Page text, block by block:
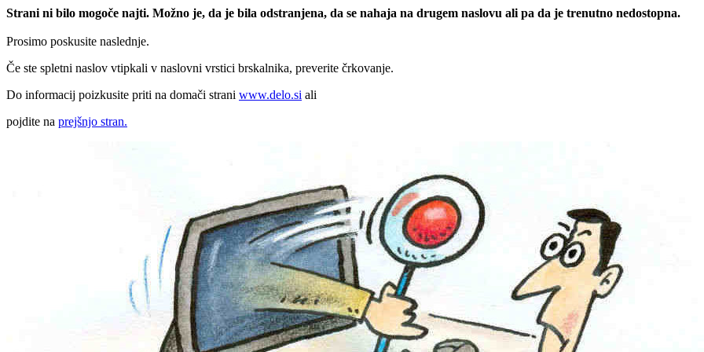
Strani ni bilo mogoče najti. Možno je, da je bila odstranjena, da se nahaja na drugem naslovu ali pa da je trenutno nedostopna.
Prosimo poskusite naslednje.
Če ste spletni naslov vtipkali v naslovni vrstici brskalnika, preverite črkovanje.
Do informacij poizkusite priti na domači strani www.delo.si ali
pojdite na prejšnjo stran.